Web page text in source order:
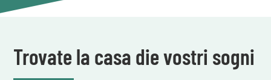
Trovate la casa die vostri sogni